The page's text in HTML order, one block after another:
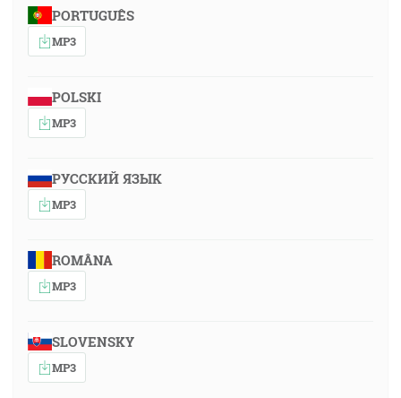
PORTUGUÊS
MP3
POLSKI
MP3
РУССКИЙ ЯЗЫК
MP3
ROMÂNA
MP3
SLOVENSKY
MP3